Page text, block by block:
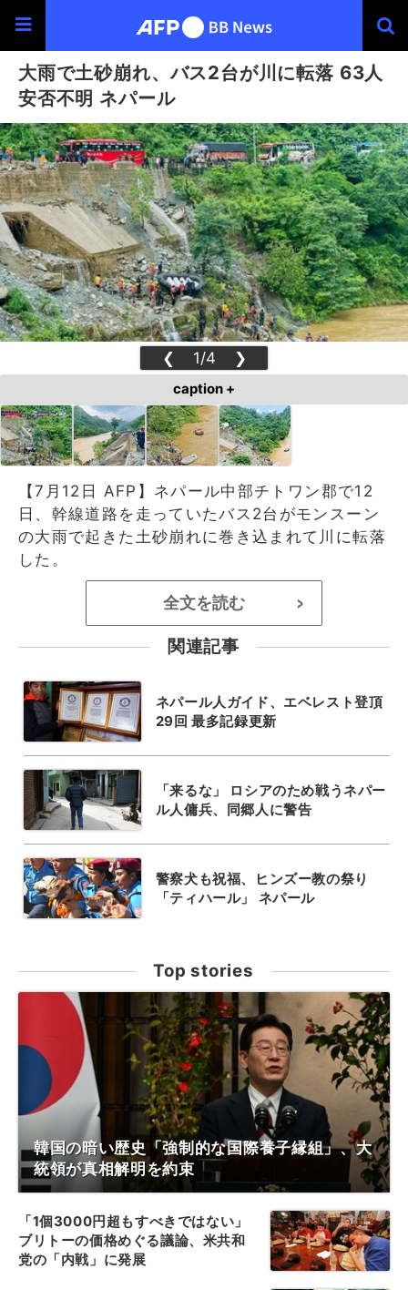
大雨で土砂崩れ、バス2台が川に転落 63人
安否不明 ネパール
❮ 1/4 ❯
caption +
【7月12日 AFP】ネパール中部チトワン郡で12
日、幹線道路を走っていたバス2台がモンスーン
の大雨で起きた土砂崩れに巻き込まれて川に転落
した。
全文を読む >
関連記事
ネパール人ガイド、エベレスト登頂
29回 最多記録更新
「来るな」 ロシアのため戦うネパー
ル人傭兵、同郷人に警告
警察犬も祝福、ヒンズー教の祭り
「ティハール」 ネパール
Top stories
韓国の暗い歴史「強制的な国際養子縁組」、大
統領が真相解明を約束
「1個3000円超もすべきではない」
ブリトーの価格めぐる議論、米共和
党の「内戦」に発展